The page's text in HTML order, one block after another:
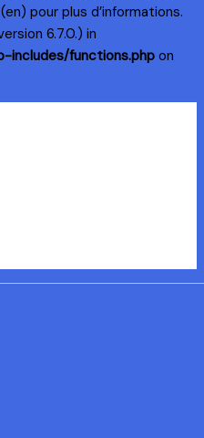
(en) pour plus d’informations.
6.7.0.) in
includes/functions.php on